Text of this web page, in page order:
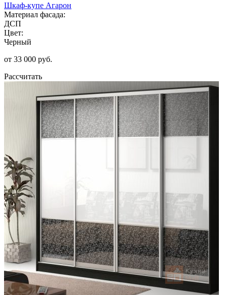
Шкаф-купе Агарон
Материал фасада:
ДСП
Цвет:
Черный
от 33 000 руб.
Рассчитать